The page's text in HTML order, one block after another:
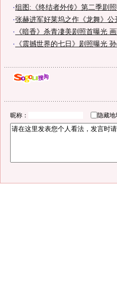
·组图:《终结者外传》第二季剧
·张赫进军好莱坞之作《龙舞》公
· 《暗香》杀青凄美剧照首曝光 画
·
《震撼世界的七日》剧照曝光 孙
昵称： 隐藏